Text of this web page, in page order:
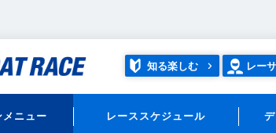
知る楽しむ レー
メニュー レーススケジュール